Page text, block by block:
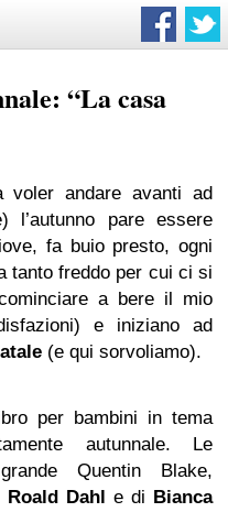
“La casa
voler andare avanti ad
pare essere
fa buio presto, ogni
tanto freddo per cui ci si
a bere il mio
e iniziano ad
(e qui sorvoliamo).
per bambini in tema
autunnale. Le
Quentin Blake,
Roald Dahl e di Bianca